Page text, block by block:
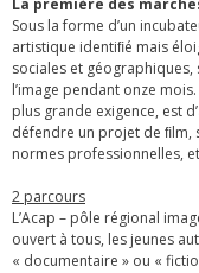
La première des
Sous la forme d’un
artistique identiﬁé mais
sociales et
l’image pendant onze
plus grande exigence, est
défendre un projet de ﬁlm,
normes professionnelles,
2 parcours
L’Acap – pôle régional
ouvert à tous, les jeunes
« documentaire » ou «